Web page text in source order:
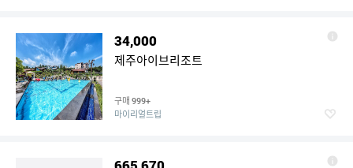
34,000
제주아이브리조트
구매 999+
마이리얼트립